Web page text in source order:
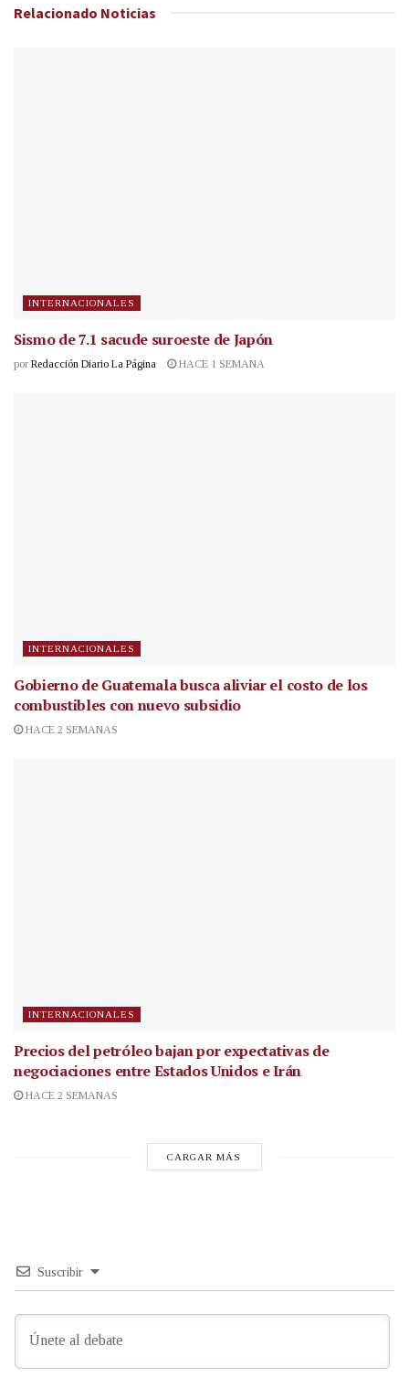
Relacionado Noticias
INTERNACIONALES
Sismo de 7.1 sacude suroeste de Japón
por Redacción Diario La Página HACE 1 SEMANA
INTERNACIONALES
Gobierno de Guatemala busca aliviar el costo de los
combustibles con nuevo subsidio
HACE 2 SEMANAS
INTERNACIONALES
Precios del petróleo bajan por expectativas de
negociaciones entre Estados Unidos e Irán
HACE 2 SEMANAS
CARGAR MÁS
Suscribir